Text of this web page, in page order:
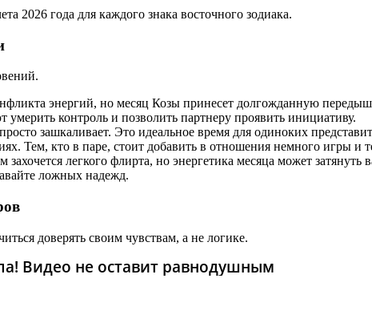
2026 года для каждого знака восточного зодиака.
энергий, но месяц Козы принесет долгожданную
контроль и позволить партнеру проявить инициативу.
зашкаливает. Это идеальное время для одиноких
Тем, кто в паре, стоит добавить в отношения немного игры и
легкого флирта, но энергетика месяца может
ложных надежд.
доверять своим чувствам, а не логике.
Видео не оставит равнодушным